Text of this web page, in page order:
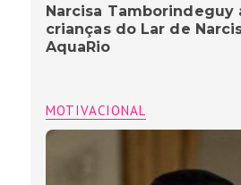
Narcisa Tamborindeguy
crianças do Lar de
AquaRio
MOTIVACIONAL